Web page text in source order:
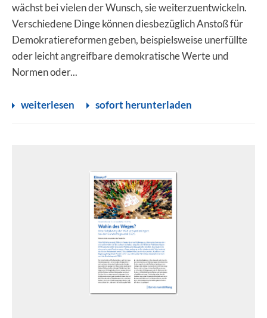
wächst bei vielen der Wunsch, sie weiterzuentwickeln.
Verschiedene Dinge können diesbezüglich Anstoß für
Demokratie­reformen geben, beispielsweise unerfüllte
oder leicht angreifbare demokratische Werte und
Normen oder...
weiterlesen sofort herunterladen